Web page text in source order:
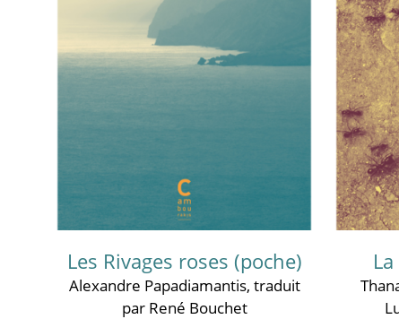
Les Rivages roses (poche)
Alexandre Papadiamantis, traduit
par René Bouchet